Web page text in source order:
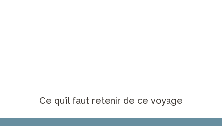
Ce qu’il faut retenir de ce voyage